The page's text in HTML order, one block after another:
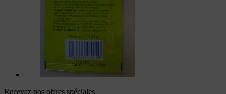
Recevez nos offres spéciales